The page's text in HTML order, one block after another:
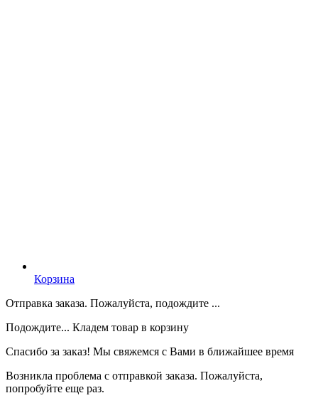
Корзина
Отправка заказа. Пожалуйста, подождите ...
Подождите... Кладем товар в корзину
Спасибо за заказ! Мы свяжемся с Вами в ближайшее время
Возникла проблема с отправкой заказа. Пожалуйста,
попробуйте еще раз.